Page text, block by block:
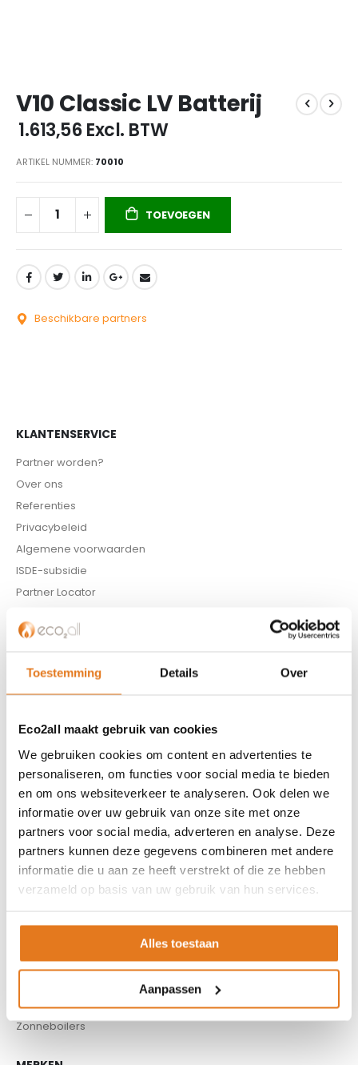
Toestemming Details Over
Eco2all maakt gebruik van cookies
We gebruiken cookies om content en advertenties te
personaliseren, om functies voor social media te bieden
en om ons websiteverkeer te analyseren. Ook delen we
informatie over uw gebruik van onze site met onze
partners voor social media, adverteren en analyse. Deze
partners kunnen deze gegevens combineren met andere
informatie die u aan ze heeft verstrekt of die ze hebben
verzameld op basis van uw gebruik van hun services.
Alles toestaan
Aanpassen
naar
het
begin
de
afbeeldingen-
gallerij
V10 Classic LV Batterij
€ 1.613,56 Excl. BTW
ARTIKEL NUMMER 70010
TOEVOEGEN
Beschikbare partners
KLANTENSERVICE
Partner worden?
Over ons
Referenties
Privacybeleid
Algemene voorwaarden
ISDE-subsidie
Partner Locator
Appendages
Boilers
Controllers
CV haard
CV pellet kachels
Infrarood panelen
Hoge temperatuur warmtepomp
Kachels
Pellet aanvoersysteem
Rookkanaal
Warmtepompen
Zonneboilers